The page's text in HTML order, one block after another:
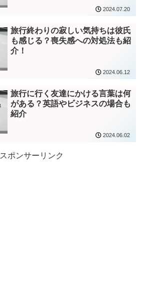
2024.07.20
旅行終わりの寂しい気持ちは彼氏
も感じる？喪失感への対処法も紹
介！
2024.06.12
旅行に行く友達にかける言葉は何
がある？英語やビジネスの場合も
紹介
2024.06.02
スポンサーリンク